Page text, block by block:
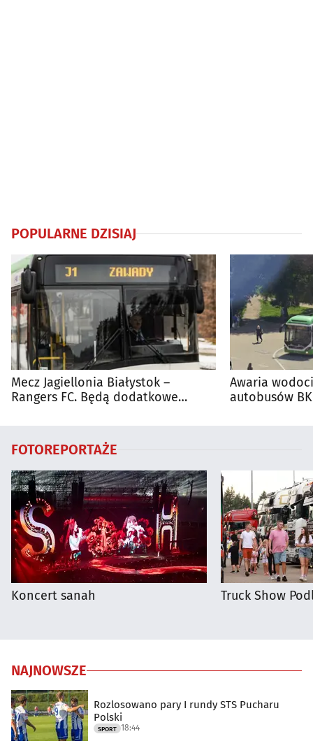
POPULARNE DZISIAJ
Mecz Jagiellonia Białystok –
Rangers FC. Będą dodatkowe
Awaria
autobusów
FOTOREPORTAŻE
Koncert sanah Truck Show
NAJNOWSZE
Rozlosowano pary I rundy STS Pucharu
Polski
SPORT 18:44